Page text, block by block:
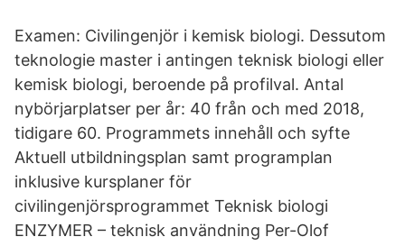
Examen: Civilingenjör i kemisk biologi. Dessutom
teknologie master i antingen teknisk biologi eller
kemisk biologi, beroende på profilval. Antal
nybörjarplatser per år: 40 från och med 2018,
tidigare 60. Programmets innehåll och syfte
Aktuell utbildningsplan samt programplan
inklusive kursplaner för
civilingenjörsprogrammet Teknisk biologi
ENZYMER – teknisk användning Per-Olof